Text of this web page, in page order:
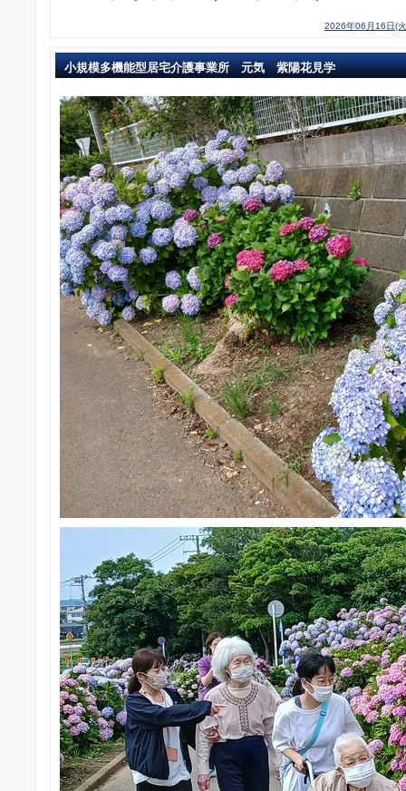
2026年06月16日(
小規模多機能型居宅介護事業所 元気 紫陽花見学